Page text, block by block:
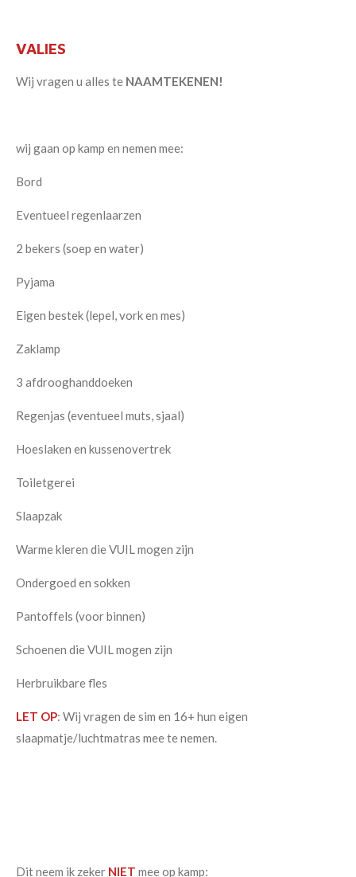
VALIES
Wij vragen u alles te NAAMTEKENEN!
wij gaan op kamp en nemen mee:
Bord
Eventueel regenlaarzen
2 bekers (soep en water)
Pyjama
Eigen bestek (lepel, vork en mes)
Zaklamp
3 afdrooghanddoeken
Regenjas (eventueel muts, sjaal)
Hoeslaken en kussenovertrek
Toiletgerei
Slaapzak
Warme kleren die VUIL mogen zijn
Ondergoed en sokken
Pantoffels (voor binnen)
Schoenen die VUIL mogen zijn
Herbruikbare fles
LET OP: Wij vragen de sim en 16+ hun eigen
slaapmatje/luchtmatras mee te nemen.
Dit neem ik zeker NIET mee op kamp: